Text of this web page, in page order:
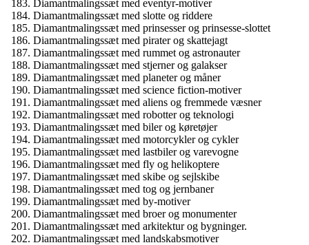
Diamantmalingssæt med eventyr-motiver
Diamantmalingssæt med slotte og riddere
Diamantmalingssæt med prinsesser og prinsesse-slottet
Diamantmalingssæt med pirater og skattejagt
Diamantmalingssæt med rummet og astronauter
Diamantmalingssæt med stjerner og galakser
Diamantmalingssæt med planeter og måner
Diamantmalingssæt med science fiction-motiver
Diamantmalingssæt med aliens og fremmede væsner
Diamantmalingssæt med robotter og teknologi
Diamantmalingssæt med biler og køretøjer
Diamantmalingssæt med motorcykler og cykler
Diamantmalingssæt med lastbiler og varevogne
Diamantmalingssæt med fly og helikoptere
Diamantmalingssæt med skibe og sejlskibe
Diamantmalingssæt med tog og jernbaner
Diamantmalingssæt med by-motiver
Diamantmalingssæt med broer og monumenter
Diamantmalingssæt med arkitektur og bygninger.
Diamantmalingssæt med landskabsmotiver